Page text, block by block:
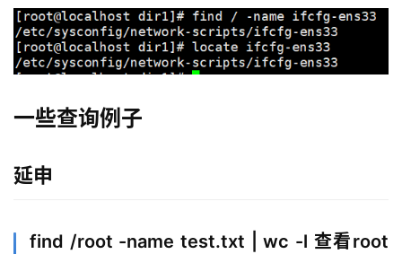
一些查询例子
延申
find /root -name test.txt | wc -l 查看root